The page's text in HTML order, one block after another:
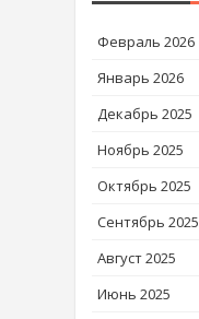
Февраль 2026
Январь 2026
Декабрь 2025
Ноябрь 2025
Октябрь 2025
Сентябрь 2025
Август 2025
Июнь 2025